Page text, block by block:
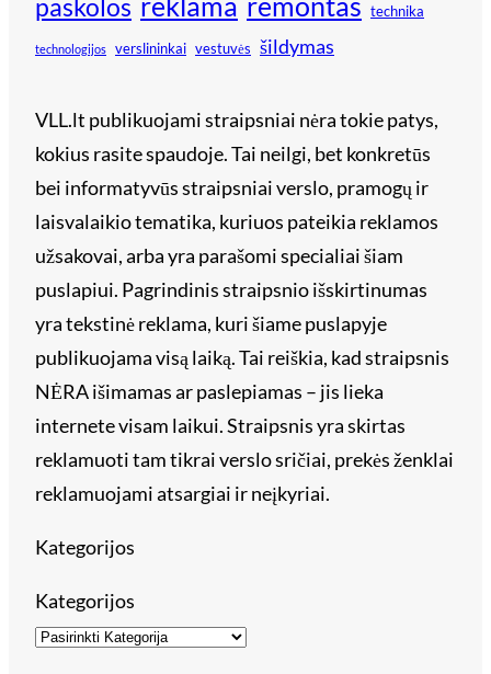
paskolos technika
technologijos verslininkai vestuvės šildymas
VLL.lt publikuojami straipsniai nėra tokie patys,
kokius rasite spaudoje. Tai neilgi, bet konkretūs
bei informatyvūs straipsniai verslo, pramogų ir
laisvalaikio tematika, kuriuos pateikia reklamos
užsakovai, arba yra parašomi specialiai šiam
puslapiui. Pagrindinis straipsnio išskirtinumas
yra tekstinė reklama, kuri šiame puslapyje
publikuojama visą laiką. Tai reiškia, kad straipsnis
NĖRA išimamas ar paslepiamas – jis lieka
internete visam laikui. Straipsnis yra skirtas
reklamuoti tam tikrai verslo sričiai, prekės ženklai
reklamuojami atsargiai ir neįkyriai.
Kategorijos
Kategorijos